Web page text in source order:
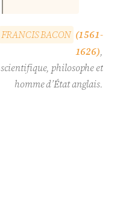
FRANCISBACON (1561-
1626),
scientifique, philosophe et
homme d’État anglais.